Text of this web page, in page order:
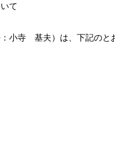
て
小寺 基夫）は、下記のと